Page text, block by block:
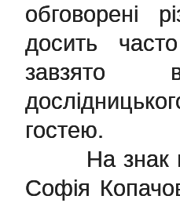
обговорені
досить
завзято
гостею.
На знак
Софія